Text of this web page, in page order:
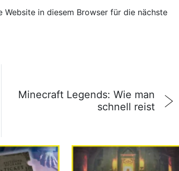
Website in diesem Browser für die nächste
Minecraft Legends: Wie man
schnell reist